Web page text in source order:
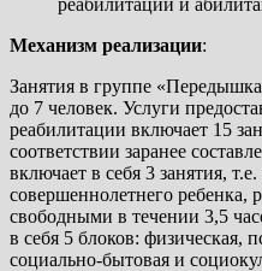
реабилитации и
Механизм реализации:
Занятия в группе
до 7 человек. Услуги
реабилитации включает 15
соответствии заранее
включает в себя 3 занятия,
совершеннолетнего ребенка,
свободными в течении 3,5
в себя 5 блоков: физическая,
социально-бытовая и